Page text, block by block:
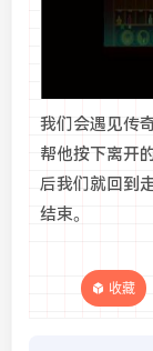
我们会遇见传
帮他按下离开
后我们就回到
结束。
收藏